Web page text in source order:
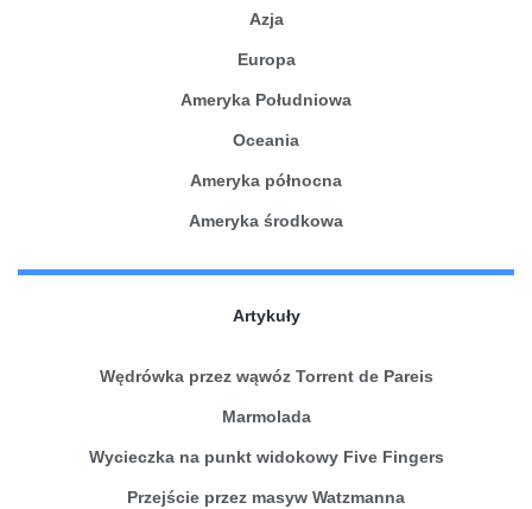
Azja
Europa
Ameryka Południowa
Oceania
Ameryka północna
Ameryka środkowa
Artykuły
Wędrówka przez wąwóz Torrent de Pareis
Marmolada
Wycieczka na punkt widokowy Five Fingers
Przejście przez masyw Watzmanna